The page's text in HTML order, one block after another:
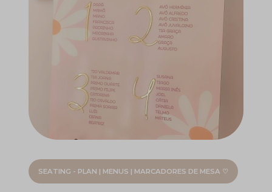
SEATING - PLAN | MENUS | MARCADORES DE MESA ♡